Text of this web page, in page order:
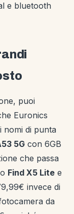
e bluetooth
puoi
Euronics
nomi di punta
5G con 6GB
che passa
Find X5 Lite e
invece di
da